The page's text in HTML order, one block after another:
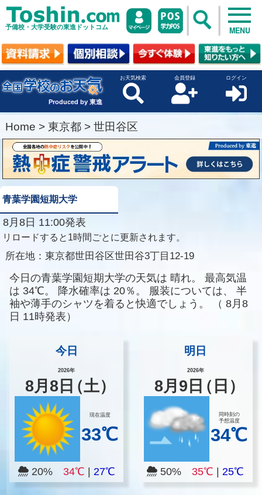
予備校・大学受験の東進ドットコム MENU
Produced by 東進
お天気検索 会員登録 ログイン
Home > 東京都 > 世田谷区
青葉学園短期大学
8月8日 11:00発表
リロードすると1時間ごとに更新されます。
所在地： 東京都世田谷区世田谷3丁目12-19
今日の青葉学園短期大学の天気は 晴れ。
最高気温
は 34℃。 降水確率は 20％。 服装については、
半
袖や薄手のシャツを着ると快適でしょう。
（ 8月8
日 11時発表）
今日
2026年
8月8 日（土）
現在温度
33℃
20% 34℃ 27℃
明日
2026年
8月 9 日（日）
同時刻の
予想温度
34℃
50%35℃ |25℃